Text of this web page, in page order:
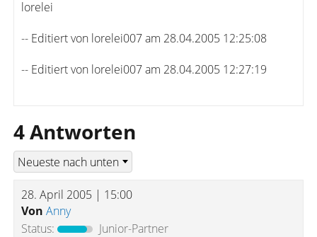
lorelei
-- Editiert von lorelei007 am 28.04.2005 12:25:08
-- Editiert von lorelei007 am 28.04.2005 12:27:19
4 Antworten
28. April 2005 | 15:00
Von Anny
Status:
Junior-Partner